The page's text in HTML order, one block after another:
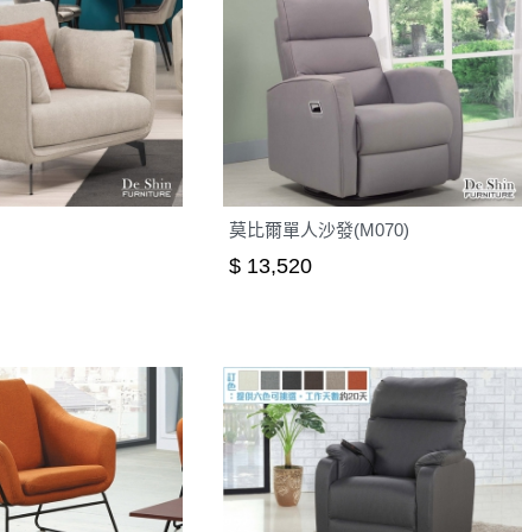
莫比爾單人沙發(M070)
$ 13,520